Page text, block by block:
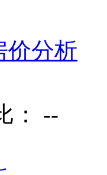
价分析
：
--